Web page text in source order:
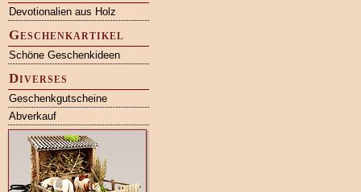
Devotionalien aus Holz
Geschenkartikel
Schöne Geschenkideen
Diverses
Geschenkgutscheine
Abverkauf